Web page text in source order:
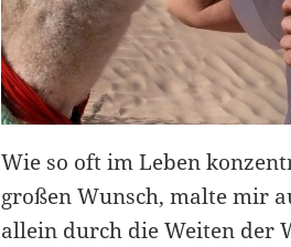
Wie so oft im Leben
großen Wunsch, malte mir
allein durch die Weiten der